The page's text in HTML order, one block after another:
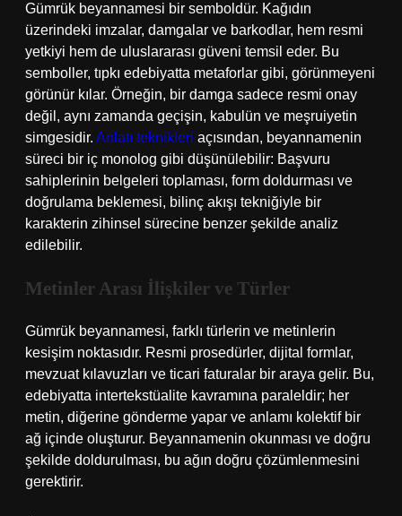
Gümrük beyannamesi bir semboldür. Kağıdın
üzerindeki imzalar, damgalar ve barkodlar, hem resmi
yetkiyi hem de uluslararası güveni temsil eder. Bu
semboller, tıpkı edebiyatta metaforlar gibi, görünmeyeni
görünür kılar. Örneğin, bir damga sadece resmi onay
değil, aynı zamanda geçişin, kabulün ve meşruiyetin
simgesidir. Anlatı teknikleri açısından, beyannamenin
süreci bir iç monolog gibi düşünülebilir: Başvuru
sahiplerinin belgeleri toplaması, form doldurması ve
doğrulama beklemesi, bilinç akışı tekniğiyle bir
karakterin zihinsel sürecine benzer şekilde analiz
edilebilir.
Metinler Arası İlişkiler ve Türler
Gümrük beyannamesi, farklı türlerin ve metinlerin
kesişim noktasıdır. Resmi prosedürler, dijital formlar,
mevzuat kılavuzları ve ticari faturalar bir araya gelir. Bu,
edebiyatta intertekstüalite kavramına paraleldir; her
metin, diğerine gönderme yapar ve anlamı kolektif bir
ağ içinde oluşturur. Beyannamenin okunması ve doğru
şekilde doldurulması, bu ağın doğru çözümlenmesini
gerektirir.